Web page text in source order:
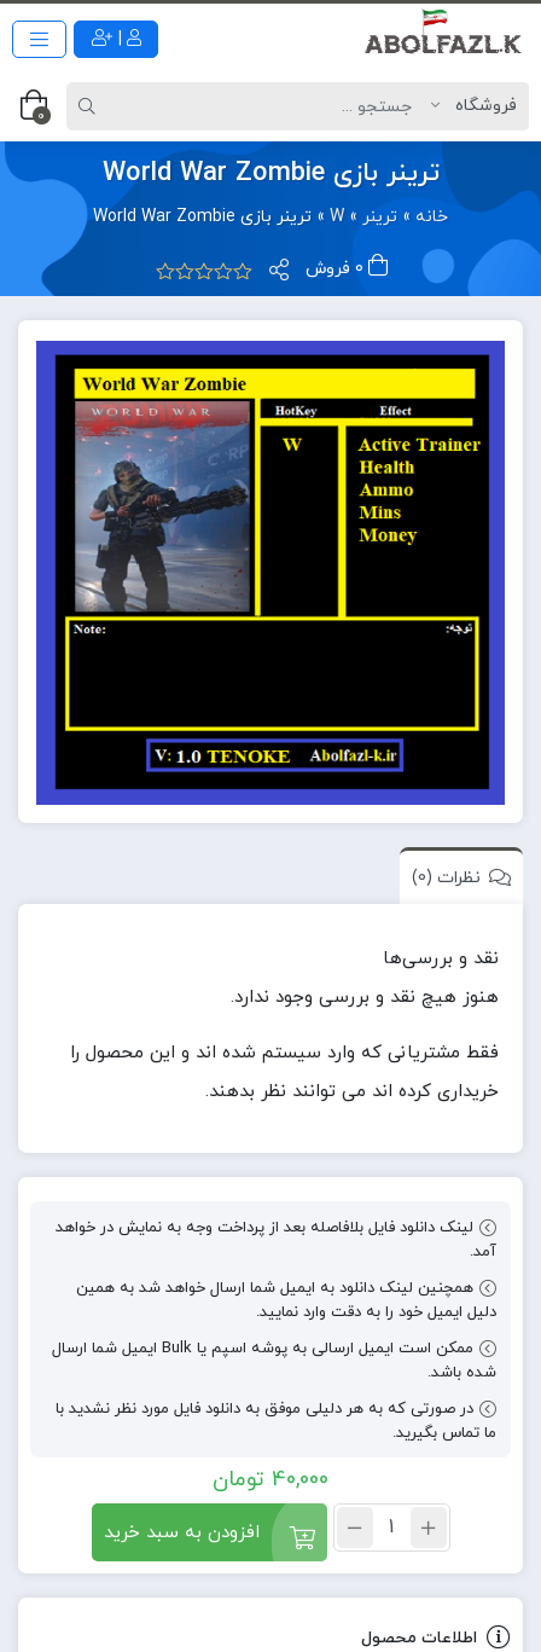
0
ترینر بازی World War Zombie
خانه » ترینر »
W
» ترینر بازی World War Zombie
نظرات (0)
نقد و بررسی‌ها
هنوز هیچ نقد و بررسی وجود ندارد.
فقط مشتریانی که وارد سیستم شده اند و این محصول را
خریداری کرده اند می توانند نظر بدهند.
لینک دانلود فایل بلافاصله بعد از پرداخت وجه به نمایش در خواهد
آمد.
همچنین لینک دانلود به ایمیل شما ارسال خواهد شد به همین
دلیل ایمیل خود را به دقت وارد نمایید.
ممکن است ایمیل ارسالی به پوشه اسپم یا Bulk ایمیل شما ارسال
شده باشد.
در صورتی که به هر دلیلی موفق به دانلود فایل مورد نظر نشدید با
ما تماس بگیرید.
40,000 تومان
افزودن به سبد خرید
اطلاعات محصول